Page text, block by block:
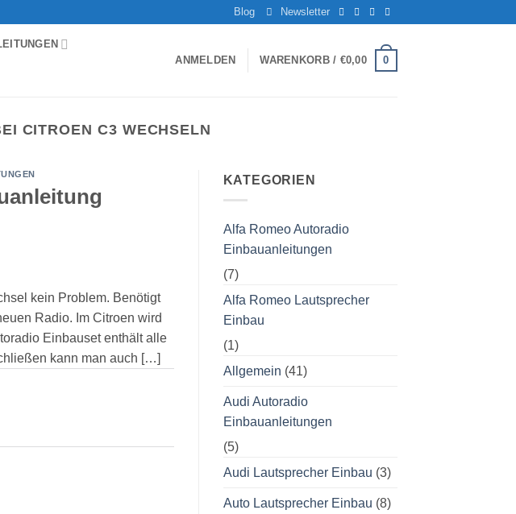
Blog Newsletter
ANMELDEN WARENKORB / €0,00 0
CITROEN C3 WECHSELN
kein Problem. Benötigt
Radio. Im Citroen wird
Einbauset enthält alle
kann man auch […]
KATEGORIEN
Alfa Romeo Autoradio
Einbauanleitungen
(7)
Alfa Romeo Lautsprecher
Einbau
(1)
Allgemein (41)
Audi Autoradio
Einbauanleitungen
(5)
Audi Lautsprecher Einbau (3)
Auto Lautsprecher Einbau (8)